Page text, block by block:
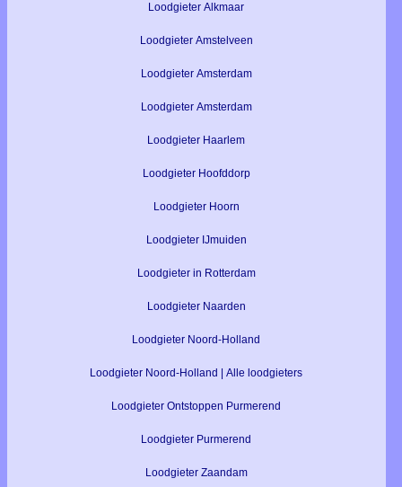
Loodgieter Alkmaar
Loodgieter Amstelveen
Loodgieter Amsterdam
Loodgieter Amsterdam
Loodgieter Haarlem
Loodgieter Hoofddorp
Loodgieter Hoorn
Loodgieter IJmuiden
Loodgieter in Rotterdam
Loodgieter Naarden
Loodgieter Noord-Holland
Loodgieter Noord-Holland | Alle loodgieters
Loodgieter Ontstoppen Purmerend
Loodgieter Purmerend
Loodgieter Zaandam